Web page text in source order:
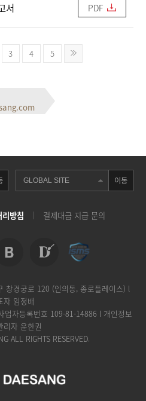
서 PDF
3 4 5
이동
방침 결제대금 지급 문의
창경궁로 120 (인의동, 종로플레이스) l
자 임정배
업자등록번호 109-81-14886 l 개인정보
리자 윤한권
ALL RIGHTS RESERVED.